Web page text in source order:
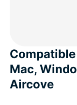
Mac,
Aircove